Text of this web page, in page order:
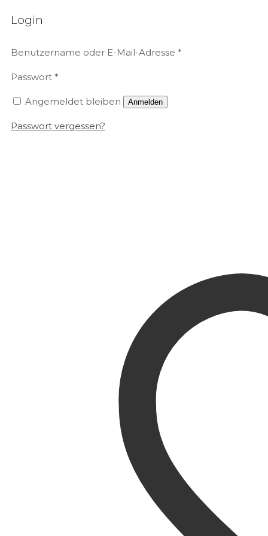
Login
Benutzername oder E-Mail-Adresse *
Passwort *
Angemeldet bleiben Anmelden
Passwort vergessen?